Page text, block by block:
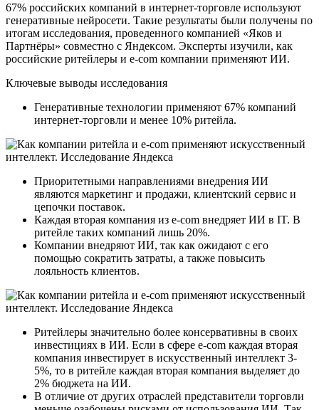
67% российских компаний в интернет-торговле используют
генеративные нейросети. Такие результаты были получены по
итогам исследования, проведенного компанией «Яков и
Партнёры» совместно с Яндексом. Эксперты изучили, как
российские ритейлеры и e-com компании применяют ИИ.
Ключевые выводы исследования
Генеративные технологии применяют 67% компаний
интернет-торговли и менее 10% ритейла.
Приоритетными направлениями внедрения ИИ
являются маркетинг и продажи, клиентский сервис и
цепочки поставок.
Каждая вторая компания из e-com внедряет ИИ в IT. В
ритейле таких компаний лишь 20%.
Компании внедряют ИИ, так как ожидают с его
помощью сократить затраты, а также повысить
лояльность клиентов.
Ритейлеры значительно более консервативны в своих
инвестициях в ИИ. Если в сфере e-com каждая вторая
компания инвестирует в искусственный интеллект 3-
5%, то в ритейле каждая вторая компания выделяет до
2% бюджета на ИИ.
В отличие от других отраслей представители торговли